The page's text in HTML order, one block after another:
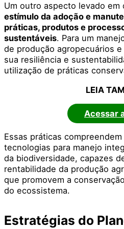
Um outro aspecto levado em
estímulo da adoção e
práticas, produtos e
sustentáveis. Para um
de produção agropecuários
sua resiliência e
utilização de práticas
LEIA
Acessar
Essas práticas
tecnologias para manejo
da biodiversidade, capazes
rentabilidade da produção
que promovem a
do ecossistema.
Estratégias do